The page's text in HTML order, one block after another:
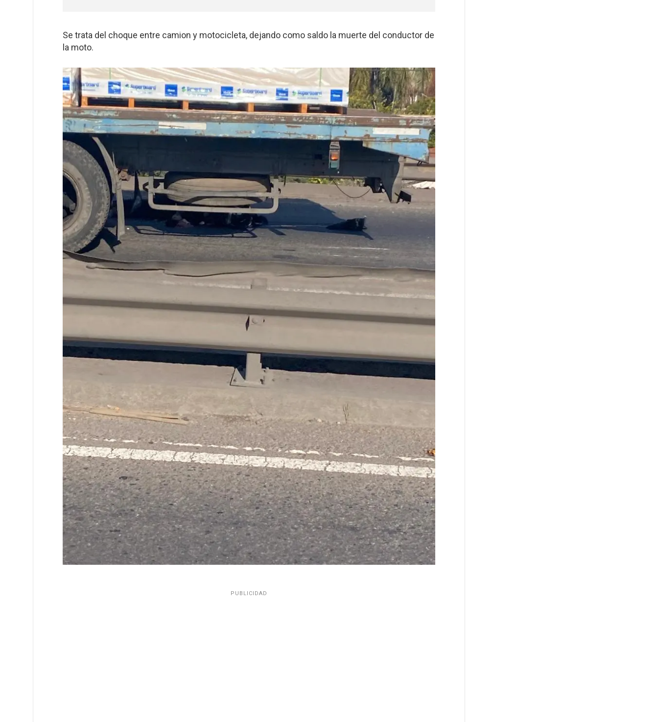
Se trata del choque entre camion y motocicleta, dejando como saldo la muerte del conductor de
la moto.
PUBLICIDAD